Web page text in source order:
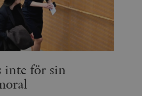
inte för sin